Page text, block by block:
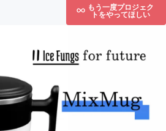
もう一度プロジェク
トをやってほしい